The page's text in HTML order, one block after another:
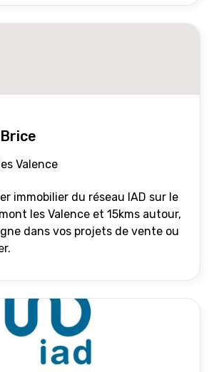
Valence
les Valence et 15kms autour,
dans vos projets de vente ou